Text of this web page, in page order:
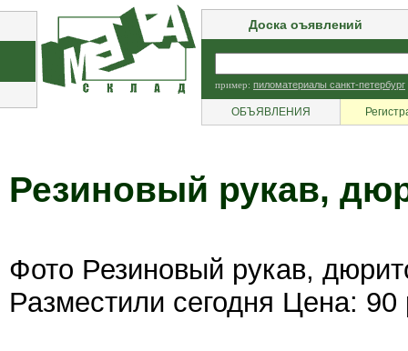
Доска оъявлений
пример: пиломатериалы санкт-петербург
ОБЪЯВЛЕНИЯ
Резиновый рукав,
Фото Резиновый рукав,
Разместили сегодня Цена: 90